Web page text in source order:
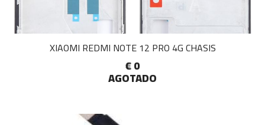
XIAOMI REDMI NOTE 12 PRO 4G CHASIS
€ 0
AGOTADO